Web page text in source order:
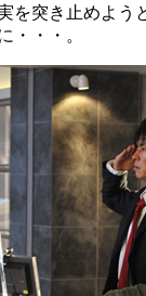
を突き止めよう
・・・。